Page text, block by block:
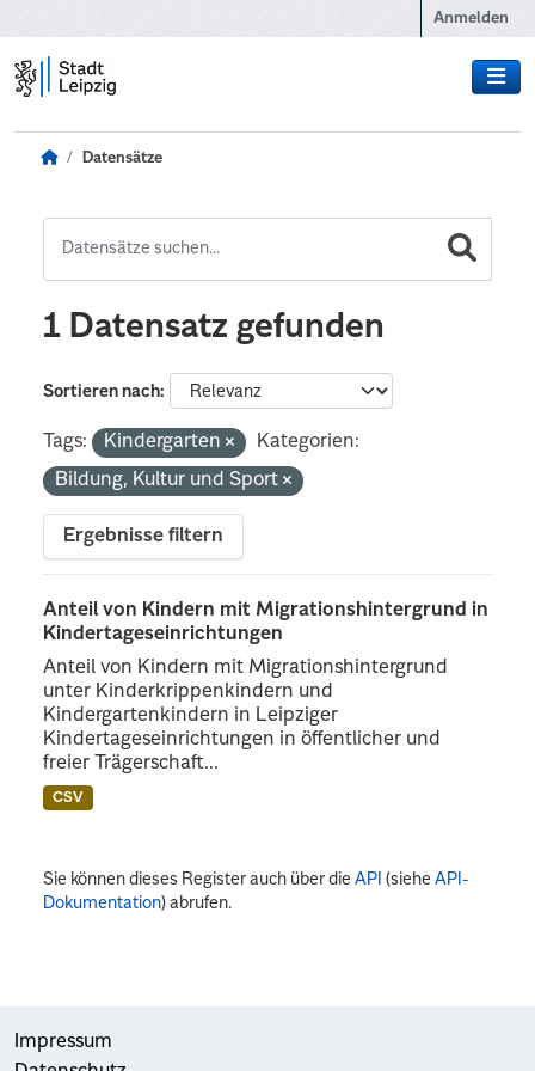
Anmelden
Datensätze
1 Datensatz gefunden
Sortieren nach
Tags: Kindergarten
Kategorien:
Bildung, Kultur und Sport
Ergebnisse filtern
Anteil von Kindern mit Migrationshintergrund in
Kindertageseinrichtungen
Anteil von Kindern mit Migrationshintergrund
unter Kinderkrippenkindern und
Kindergartenkindern in Leipziger
Kindertageseinrichtungen in öffentlicher und
freier Trägerschaft...
CSV
Sie können dieses Register auch über dieAPI (sieheAPI-
Dokumentation) abrufen.
Impressum